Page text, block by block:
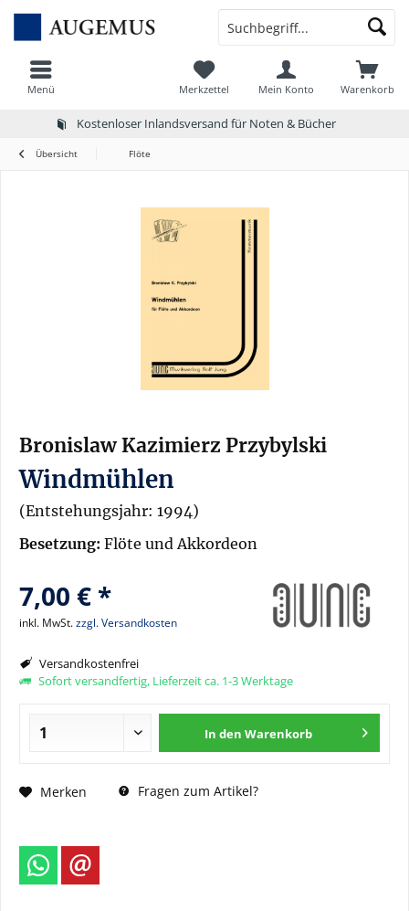
Kostenloser Inlandsversand für Noten & Bücher
Menü Warenkorb
Merkzettel Mein Konto
Übersicht Flöte
Bronislaw Kazimierz Przybylski
Windmühlen
(Entstehungsjahr: 1994)
Besetzung: Flöte und Akkordeon
7,00 € *
inkl. MwSt.zzgl. Versandkosten
Versandkostenfrei
Sofort versandfertig, Lieferzeit ca. 1-3 Werktage
In den Warenkorb
Merken Fragen zum Artikel?